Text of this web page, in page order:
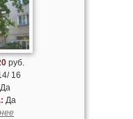
руб.
16
Да
Да